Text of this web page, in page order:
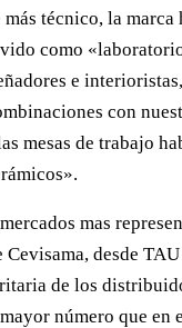
técnico, la marca
como
e
con
mesas de trabajo
mas
desde
de los
número que en